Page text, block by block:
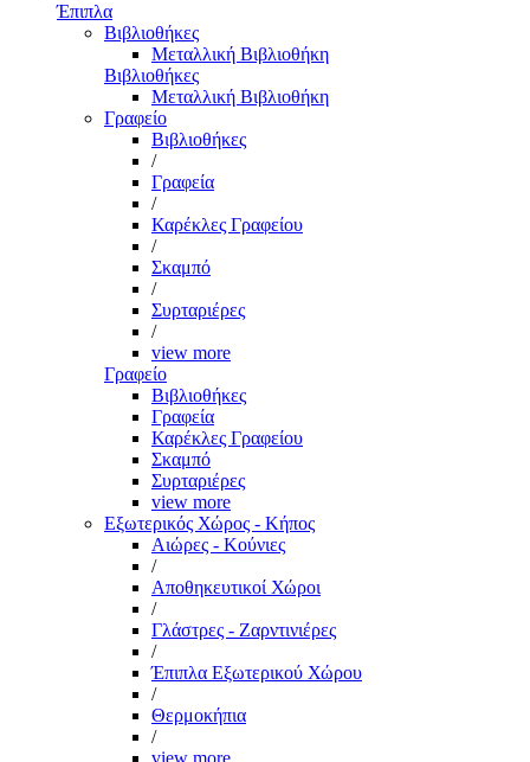
Έπιπλα
Βιβλιοθήκες
Μεταλλική Βιβλιοθήκη
Βιβλιοθήκες
Μεταλλική Βιβλιοθήκη
Γραφείο
Βιβλιοθήκες
/
Γραφεία
/
Καρέκλες Γραφείου
/
Σκαμπό
/
Συρταριέρες
/
view more
Γραφείο
Βιβλιοθήκες
Γραφεία
Καρέκλες Γραφείου
Σκαμπό
Συρταριέρες
view more
Εξωτερικός Χώρος - Κήπος
Αιώρες - Κούνιες
/
Αποθηκευτικοί Χώροι
/
Γλάστρες - Ζαρντινιέρες
/
Έπιπλα Εξωτερικού Χώρου
/
Θερμοκήπια
/
view more